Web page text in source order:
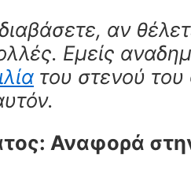
αν
Εμείς
του στενού
Αναφορά